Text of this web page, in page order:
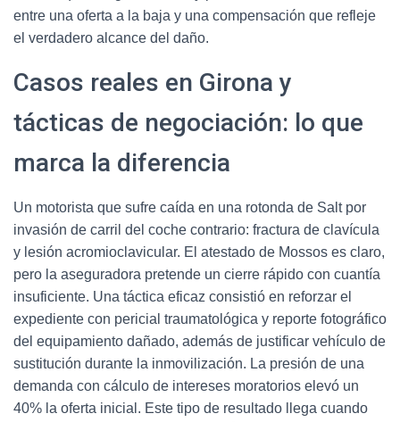
entre una oferta a la baja y una compensación que refleje
el verdadero alcance del daño.
Casos reales en Girona y
tácticas de negociación: lo que
marca la diferencia
Un motorista que sufre caída en una rotonda de Salt por
invasión de carril del coche contrario: fractura de clavícula
y lesión acromioclavicular. El atestado de Mossos es claro,
pero la aseguradora pretende un cierre rápido con cuantía
insuficiente. Una táctica eficaz consistió en reforzar el
expediente con pericial traumatológica y reporte fotográfico
del equipamiento dañado, además de justificar vehículo de
sustitución durante la inmovilización. La presión de una
demanda con cálculo de intereses moratorios elevó un
40% la oferta inicial. Este tipo de resultado llega cuando